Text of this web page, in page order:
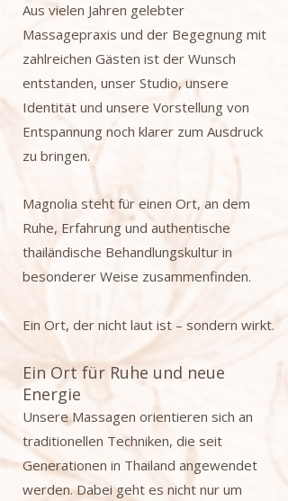
Aus vielen Jahren gelebter
Massagepraxis und der Begegnung mit
zahlreichen Gästen ist der Wunsch
entstanden, unser Studio, unsere
Identität und unsere Vorstellung von
Entspannung noch klarer zum Ausdruck
zu bringen.
Magnolia steht für einen Ort, an dem
Ruhe, Erfahrung und authentische
thailändische Behandlungskultur in
besonderer Weise zusammenfinden.
Ein Ort, der nicht laut ist – sondern wirkt.
Ein Ort für Ruhe und neue
Energie
Unsere Massagen orientieren sich an
traditionellen Techniken, die seit
Generationen in Thailand angewendet
werden. Dabei geht es nicht nur um